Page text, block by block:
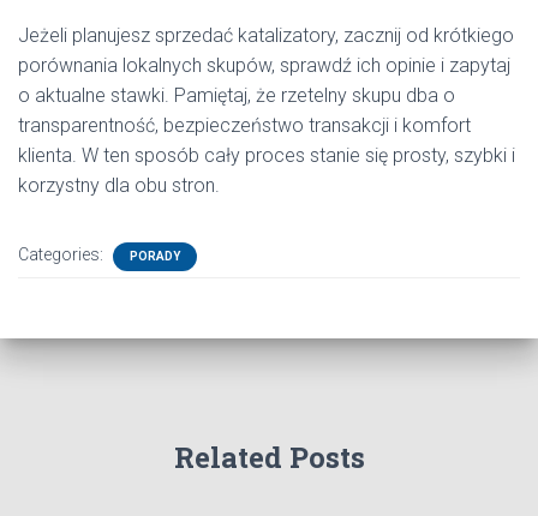
Jeżeli planujesz sprzedać katalizatory, zacznij od krótkiego
porównania lokalnych skupów, sprawdź ich opinie i zapytaj
o aktualne stawki. Pamiętaj, że rzetelny skupu dba o
transparentność, bezpieczeństwo transakcji i komfort
klienta. W ten sposób cały proces stanie się prosty, szybki i
korzystny dla obu stron.
Categories: PORADY
Related Posts